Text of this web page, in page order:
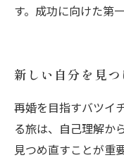
す。成功に向けた第
新しい自分を見
再婚を目指すバツイ
る旅は、自己理解か
見つめ直すことが重